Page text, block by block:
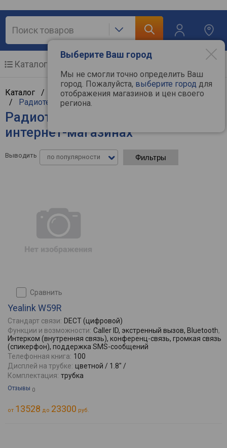
Выберите Ваш город
Мы не смогли точно определить Ваш
город. Пожалуйста, выберите город для
отображения магазинов и цен своего
региона.
Каталог
Каталог / Мобильные и связь/Телефония и связь
/ Радиотелефоны
Радиотелефоны Yealink - цены в
интернет-магазинах
Выводить по популярности Фильтры
сравнить
Yealink W59R
Стандарт связи: DECT (цифровой)
Функции и возможности: Caller ID, экстренный вызов, Bluetooth,
Интерком (внутренняя связь), конференц-связь, громкая связь
(спикерфон), поддержка SMS-сообщений
Телефонная книга: 100
Дисплей на трубке: цветной / 1.8" /
Комплектация: трубка
Отзывы 0
от 13528 до 23300 руб.